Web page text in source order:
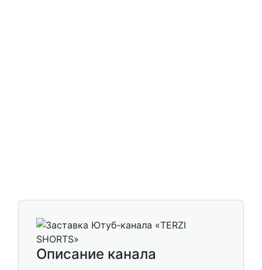
Описание канала